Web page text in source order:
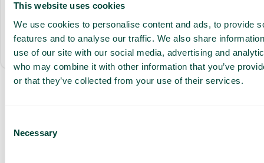
This website uses cookies
We use cookies to personalise content and ads, to provide
features and to analyse our traffic. We also share
use of our site with our social media, advertising and
who may combine it with other information that you’ve
or that they’ve collected from your use of their services.
Selection
Necessary
Kaikki mukana
räätälöity